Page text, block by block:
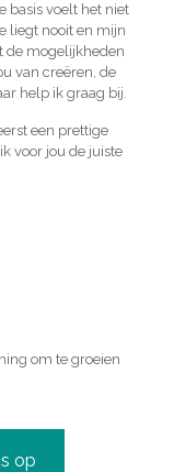
basis voelt het niet
liegt nooit en mijn
de mogelijkheden
van creëren, de
help ik graag bij.
een prettige
voor jou de juiste
om te groeien
op